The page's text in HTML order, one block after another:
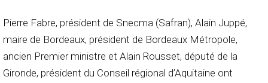
Pierre Fabre, président de Snecma (Safran), Alain Juppé,
maire de Bordeaux, président de Bordeaux Métropole,
ancien Premier ministre et Alain Rousset, député de la
Gironde, président du Conseil régional d’Aquitaine ont